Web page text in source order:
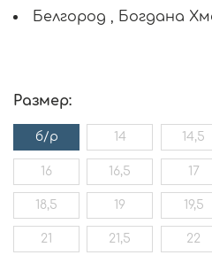
Белгород , Богдана
Размер:
б/р 14 14,5
16 16,5 17
18,5 19 19,5
21 21,5 22